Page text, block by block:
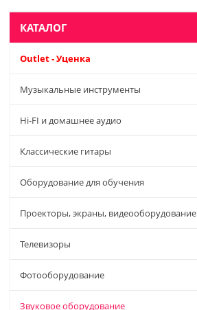
КАТАЛОГ
Outlet - Уценка
Музыкальные инструменты
Hi-FI и домашнее аудио
Классические гитары
Оборудование для обучения
Проекторы, экраны, видеооборудование
Телевизоры
Фотооборудование
Звуковое оборудование